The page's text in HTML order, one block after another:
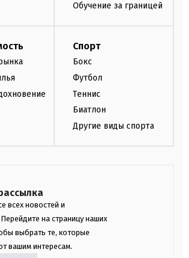
Обучение за границей
Спорт
Бокс
Футбол
Теннис
Биатлон
Другие виды спорта
всех новостей и
на страницу наших
выбрать те, которые
вашим интересам.